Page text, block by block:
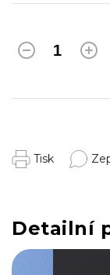
Tisk
Detailní